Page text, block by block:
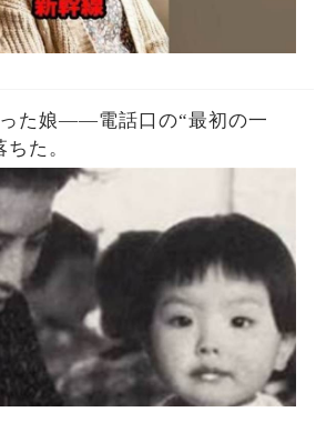
」 「もう出発時間は過ぎてい
ます」 男は鼻で笑った。 「少
いだろう。 わざわざ日本に観
の国では電車が遅れるのが当
時間に細かすぎる」 そう言っ
駅弁を買いに行ってしまっ
に戻ると（続）
た娘——電話口の“最初の一
た。